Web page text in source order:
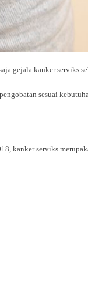
gejala kanker serviks
sesuai
kanker serviks